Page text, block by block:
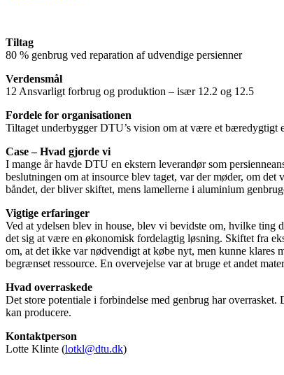
Tiltag
80 % genbrug ved reparation af udvendige persienner
Verdensmål
12 Ansvarligt forbrug og produktion – især 12.2 og 12.5
Fordele for organisationen
Tiltaget underbygger DTU’s vision om at være et bæredygtigt
Case – Hvad gjorde vi
I mange år havde DTU en ekstern leverandør som
beslutningen om at insource blev taget, var der møder, om det
båndet, der bliver skiftet, mens lamellerne i aluminium
Vigtige erfaringer
Ved at ydelsen blev in house, blev vi bevidste om, hvilke ting
det sig at være en økonomisk fordelagtig løsning. Skiftet fra
om, at det ikke var nødvendigt at købe nyt, men kunne klares
begrænset ressource. En overvejelse var at bruge et andet
Hvad overraskede
Det store potentiale i forbindelse med genbrug har
kan producere.
Kontaktperson
Lotte Klinte (lotkl@dtu.dk)